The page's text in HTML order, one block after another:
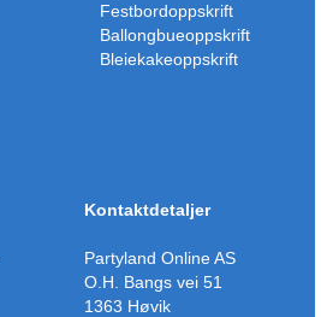
Festbordoppskrift
Ballongbueoppskrift
Bleiekakeoppskrift
Kontaktdetaljer
Partyland Online AS
O.H. Bangs vei 51
1363 Høvik